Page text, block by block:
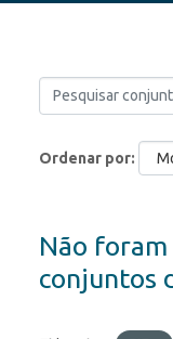
Ordenar por
Não
conjuntos